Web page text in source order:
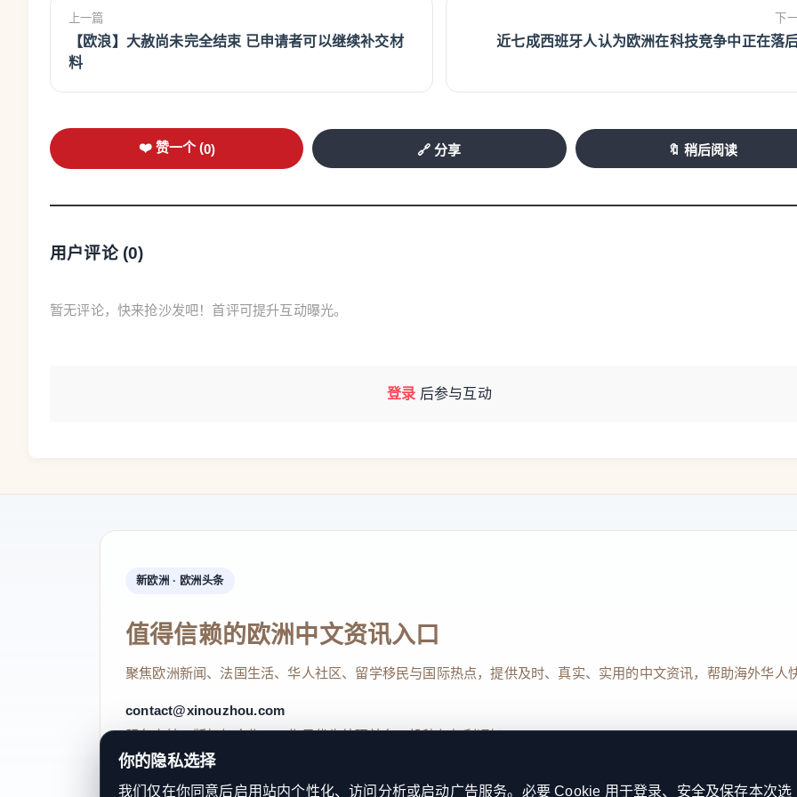
上一篇
【欧浪】大赦尚未完全结束 已申请者可以继续补交材
料
下
近七成西班牙人认为欧洲在科技竞争中正在落
❤️ 赞一个 (0) 🔗 分享 🔖 稍后阅读
用户评论 (0)
暂无评论，快来抢沙发吧！首评可提升互动曝光。
登录 后参与互动
新欧洲 · 欧洲头条
值得信赖的欧洲中文资讯入口
聚焦欧洲新闻、法国生活、华人社区、留学移民与国际热点，提供及时、真实、实用的中文资讯，帮助海外华人
contact@xinouzhou.com
服务支持、版权与合作：工作日优先处理站务、投稿与权利通知
你的隐私选择
我们仅在你同意后启用站内个性化、访问分析或启动广告服务。必要 Cookie 用于登录、安全及保存本次选